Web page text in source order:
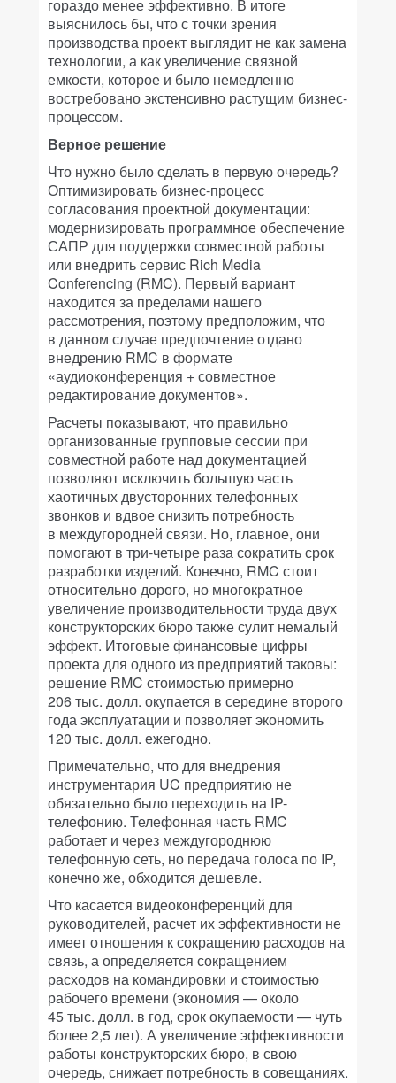
гораздо менее эффективно. В итоге
выяснилось бы, что с точки зрения
производства проект выглядит не как замена
технологии, а как увеличение связной
емкости, которое и было немедленно
востребовано экстенсивно растущим бизнес-
процессом.
Верное решение
Что нужно было сделать в первую очередь?
Оптимизировать бизнес-процесс
согласования проектной документации:
модернизировать программное обеспечение
САПР для поддержки совместной работы
или внедрить сервис Rich Media
Conferencing (RMC). Первый вариант
находится за пределами нашего
рассмотрения, поэтому предположим, что
в данном случае предпочтение отдано
внедрению RMC в формате
«аудиоконференция + совместное
редактирование документов».
Расчеты показывают, что правильно
организованные групповые сессии при
совместной работе над документацией
позволяют исключить большую часть
хаотичных двусторонних телефонных
звонков и вдвое снизить потребность
в междугородней связи. Но, главное, они
помогают в три-четыре раза сократить срок
разработки изделий. Конечно, RMC стоит
относительно дорого, но многократное
увеличение производительности труда двух
конструкторских бюро также сулит немалый
эффект. Итоговые финансовые цифры
проекта для одного из предприятий таковы:
решение RMC стоимостью примерно
206 тыс. долл. окупается в середине второго
года эксплуатации и позволяет экономить
120 тыс. долл. ежегодно.
Примечательно, что для внедрения
инструментария UC предприятию не
обязательно было переходить на IP-
телефонию. Телефонная часть RMC
работает и через междугороднюю
телефонную сеть, но передача голоса по IP,
конечно же, обходится дешевле.
Что касается видеоконференций для
руководителей, расчет их эффективности не
имеет отношения к сокращению расходов на
связь, а определяется сокращением
расходов на командировки и стоимостью
рабочего времени (экономия — около
45 тыс. долл. в год, срок окупаемости — чуть
более 2,5 лет). А увеличение эффективности
работы конструкторских бюро, в свою
очередь, снижает потребность в совещаниях.